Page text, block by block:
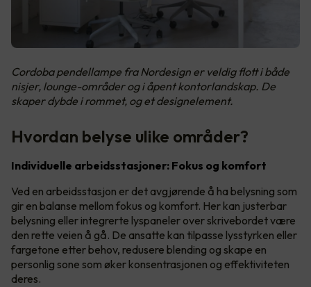
Cordoba pendellampe fra Nordesign er veldig flott i både
nisjer, lounge-områder og i åpent kontorlandskap. De
skaper dybde i rommet, og et designelement.
Hvordan belyse ulike områder?
Individuelle arbeidsstasjoner: Fokus og komfort
Ved en arbeidsstasjon er det avgjørende å ha belysning som
gir en balanse mellom fokus og komfort. Her kan justerbar
belysning eller integrerte lyspaneler over skrivebordet være
den rette veien å gå. De ansatte kan tilpasse lysstyrken eller
fargetone etter behov, redusere blending og skape en
personlig sone som øker konsentrasjonen og effektiviteten
deres.